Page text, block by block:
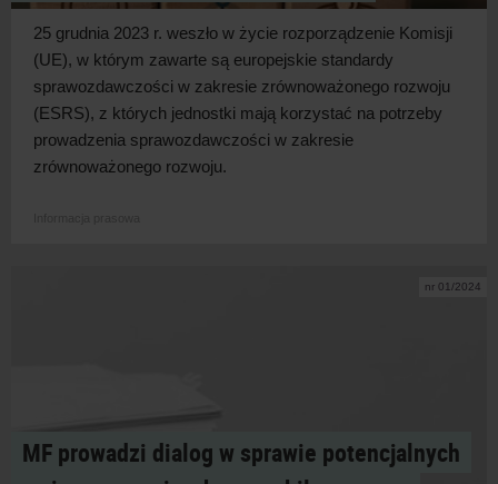
25 grudnia 2023 r. weszło w życie rozporządzenie Komisji
(UE), w którym zawarte są europejskie standardy
sprawozdawczości w zakresie zrównoważonego rozwoju
(ESRS), z których jednostki mają korzystać na potrzeby
prowadzenia sprawozdawczości w zakresie
zrównoważonego rozwoju.
nr 01/2024
MF prowadzi dialog w sprawie potencjalnych